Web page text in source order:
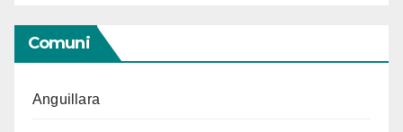
Comuni
Anguillara